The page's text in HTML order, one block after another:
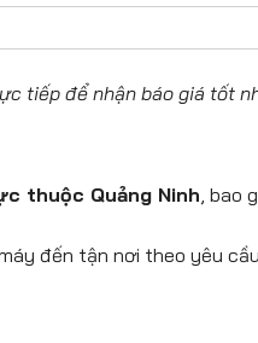
tiếp để nhận báo giá tốt
thuộc Quảng Ninh, bao
đến tận nơi theo yêu